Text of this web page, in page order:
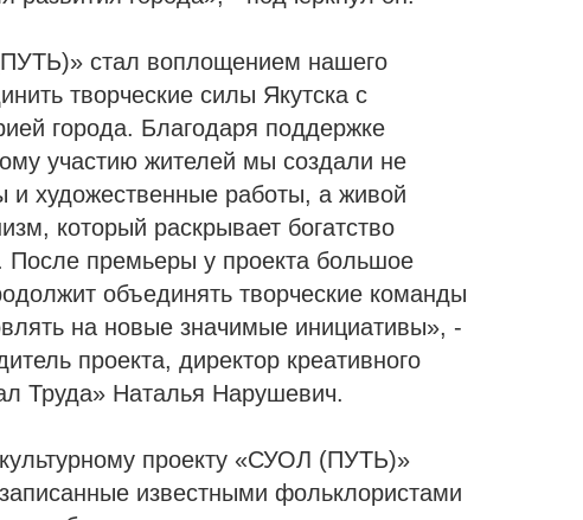
стал воплощением нашего
творческие силы Якутска с
города. Благодаря поддержке
участию жителей мы создали не
и художественные работы, а живой
который раскрывает богатство
После премьеры у проекта большое
объединять творческие команды
на новые значимые инициативы», -
проекта, директор креативного
Труда» Наталья Нарушевич.
проекту «СУОЛ (ПУТЬ)»
известными фольклористами